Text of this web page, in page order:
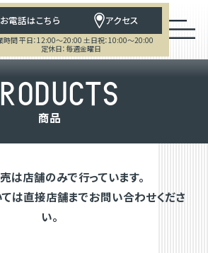
お電話はこちら アクセス
時間 平日：12:00～20:00 土日祝：10:00～20:00
定休日：毎週金曜日
ODUCTS
商品
は店舗のみで行っています。
は直接店舗までお問い合わせくださ
い。